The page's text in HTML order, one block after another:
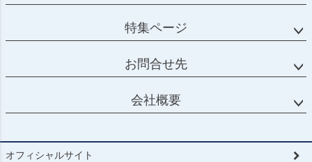
特集ページ
お問合せ先
会社概要
オフィシャルサイト